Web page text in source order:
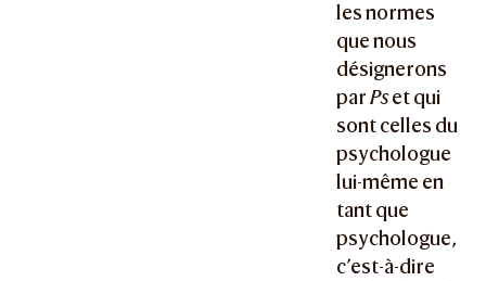
les normes
que nous
désignerons
parPset qui
sont celles du
psychologue
lui-même en
tant que
psychologue,
c’est-à-dire